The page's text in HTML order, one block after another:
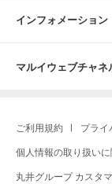
インフォメーション
マルイウェブチャネ
ご利用規約 プライ
個人情報の取り扱い
丸井グループ カスタ